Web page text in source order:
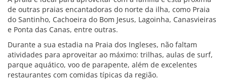
de outras praias encantadoras do norte da ilha, como Praia
do Santinho, Cachoeira do Bom Jesus, Lagoinha, Canasvieiras
e Ponta das Canas, entre outras.
Durante a sua estadia na Praia dos Ingleses, não faltam
atividades para aproveitar ao máximo: trilhas, aulas de surf,
parque aquático, voo de parapente, além de excelentes
restaurantes com comidas típicas da região.